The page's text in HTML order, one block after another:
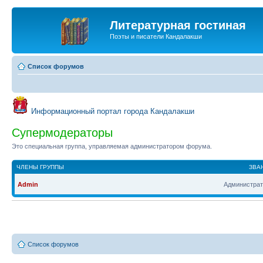
Литературная гостиная
Поэты и писатели Кандалакши
Список форумов
Информационный портал города Кандалакши
Супермодераторы
Это специальная группа, управляемая администратором форума.
ЧЛЕНЫ ГРУППЫ
Admin
Список форумов